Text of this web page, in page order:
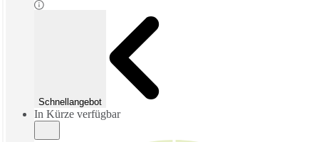
Schnellangebot
In Kürze verfügbar